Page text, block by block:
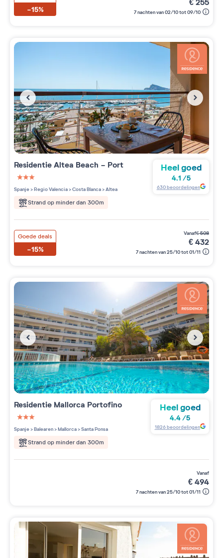
-15%
€255
7 nachten van 02/10 tot 09/10
ResidentieAltea Beach - Port
3 étoiles sur 5
Spanje>Regio Valencia>Costa Blanca>Altea
Strand op minder dan 300m
Heel goed
4.1 /5
630beoordelingen
Goede deals
-15%
vanaf€508
€432
7 nachten van 25/10 tot 01/11
Residentie Mallorca Portofino
3 étoiles sur 5
Spanje>Balearen>Mallorca>Santa Ponsa
Strand op minder dan 300m
Heel goed
4.4/5
1826beoordelingen
vanaf
€494
7 nachten van 25/10 tot 01/11